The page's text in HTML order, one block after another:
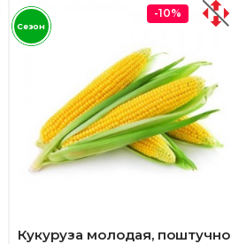
Кукуруза молодая, поштучно
-10%
Сезон